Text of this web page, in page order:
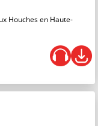
Houches en Haute-